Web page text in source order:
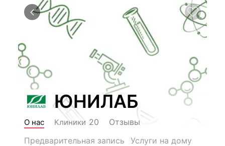
ЮНИЛАБ
О нас Клиники 20
Отзывы
Предварительная запись
Услуги на дому